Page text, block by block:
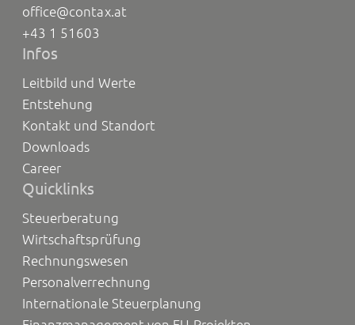
office@contax.at
+43 1 51603
Infos
Leitbild und Werte
Entstehung
Kontakt und Standort
Downloads
Career
Quicklinks
Steuerberatung
Wirtschaftsprüfung
Rechnungswesen
Personalverrechnung
Internationale Steuerplanung